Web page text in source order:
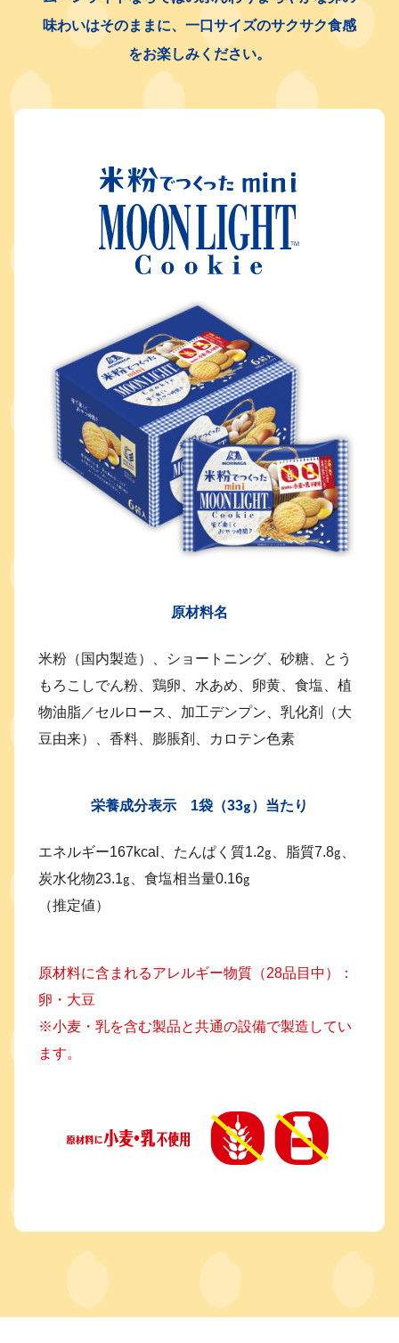
味わいはそのままに、 一口サイズのサクサク食感
をお楽しみください。
原材料名
米粉（国内製造）、ショートニング、砂糖、とう
もろこしでん粉、鶏卵、水あめ、卵黄、食塩、植
物油脂／セルロース、加工デンプン、乳化剤（大
豆由来）、香料、膨脹剤、カロテン色素
栄養成分表示 1袋（33g）当たり
エネルギー167kcal、たんぱく質1.2g 、脂質7.8g
炭水化物23.1g 、食塩相当量0.16g
（推定値）
原材料に含まれるアレルギー物質（28品目中）：
卵・大豆
※小麦・乳を含む製品と共通の設備で製造してい
ます。